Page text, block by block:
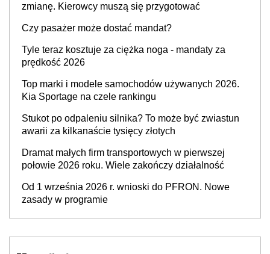
zmianę. Kierowcy muszą się przygotować
Czy pasażer może dostać mandat?
Tyle teraz kosztuje za ciężka noga - mandaty za
prędkość 2026
Top marki i modele samochodów używanych 2026.
Kia Sportage na czele rankingu
Stukot po odpaleniu silnika? To może być zwiastun
awarii za kilkanaście tysięcy złotych
Dramat małych firm transportowych w pierwszej
połowie 2026 roku. Wiele zakończy działalność
Od 1 września 2026 r. wnioski do PFRON. Nowe
zasady w programie